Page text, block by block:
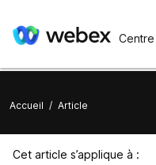
Centre
Accueil / Article
Cet article s’applique à :